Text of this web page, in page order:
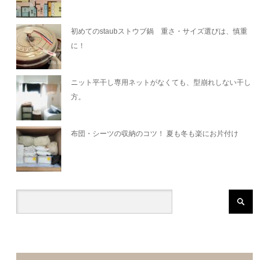
初めてのstaubストウブ鍋 重さ・サイズ選びは、慎重
に！
ニット平干し専用ネットがなくても、型崩れしない干し
方。
布団・シーツの収納のコツ！ 夏も冬も楽にお片付け